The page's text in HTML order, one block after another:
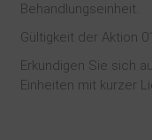
Behandlungseinheit.
Gültigkeit der Aktion
Erkundigen Sie sich
Einheiten mit kurzer